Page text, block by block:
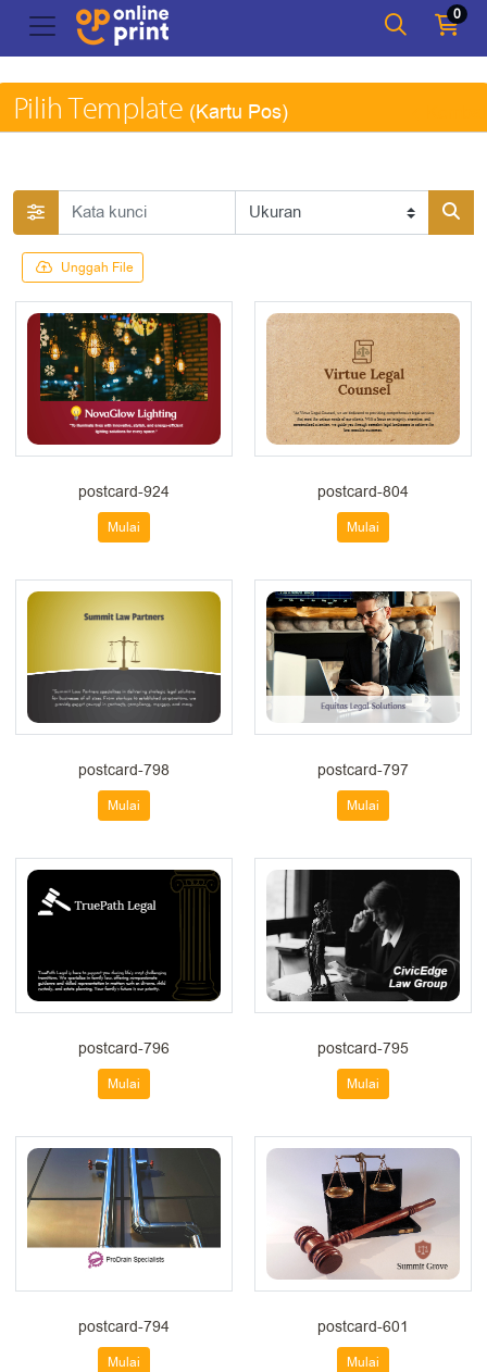
0
Pilih Template (Kartu Pos)
Unggah File
postcard-924
Mulai
postcard-804
Mulai
postcard-798
Mulai
postcard-797
Mulai
postcard-796
Mulai
postcard-795
Mulai
postcard-794
Mulai
postcard-601
Mulai